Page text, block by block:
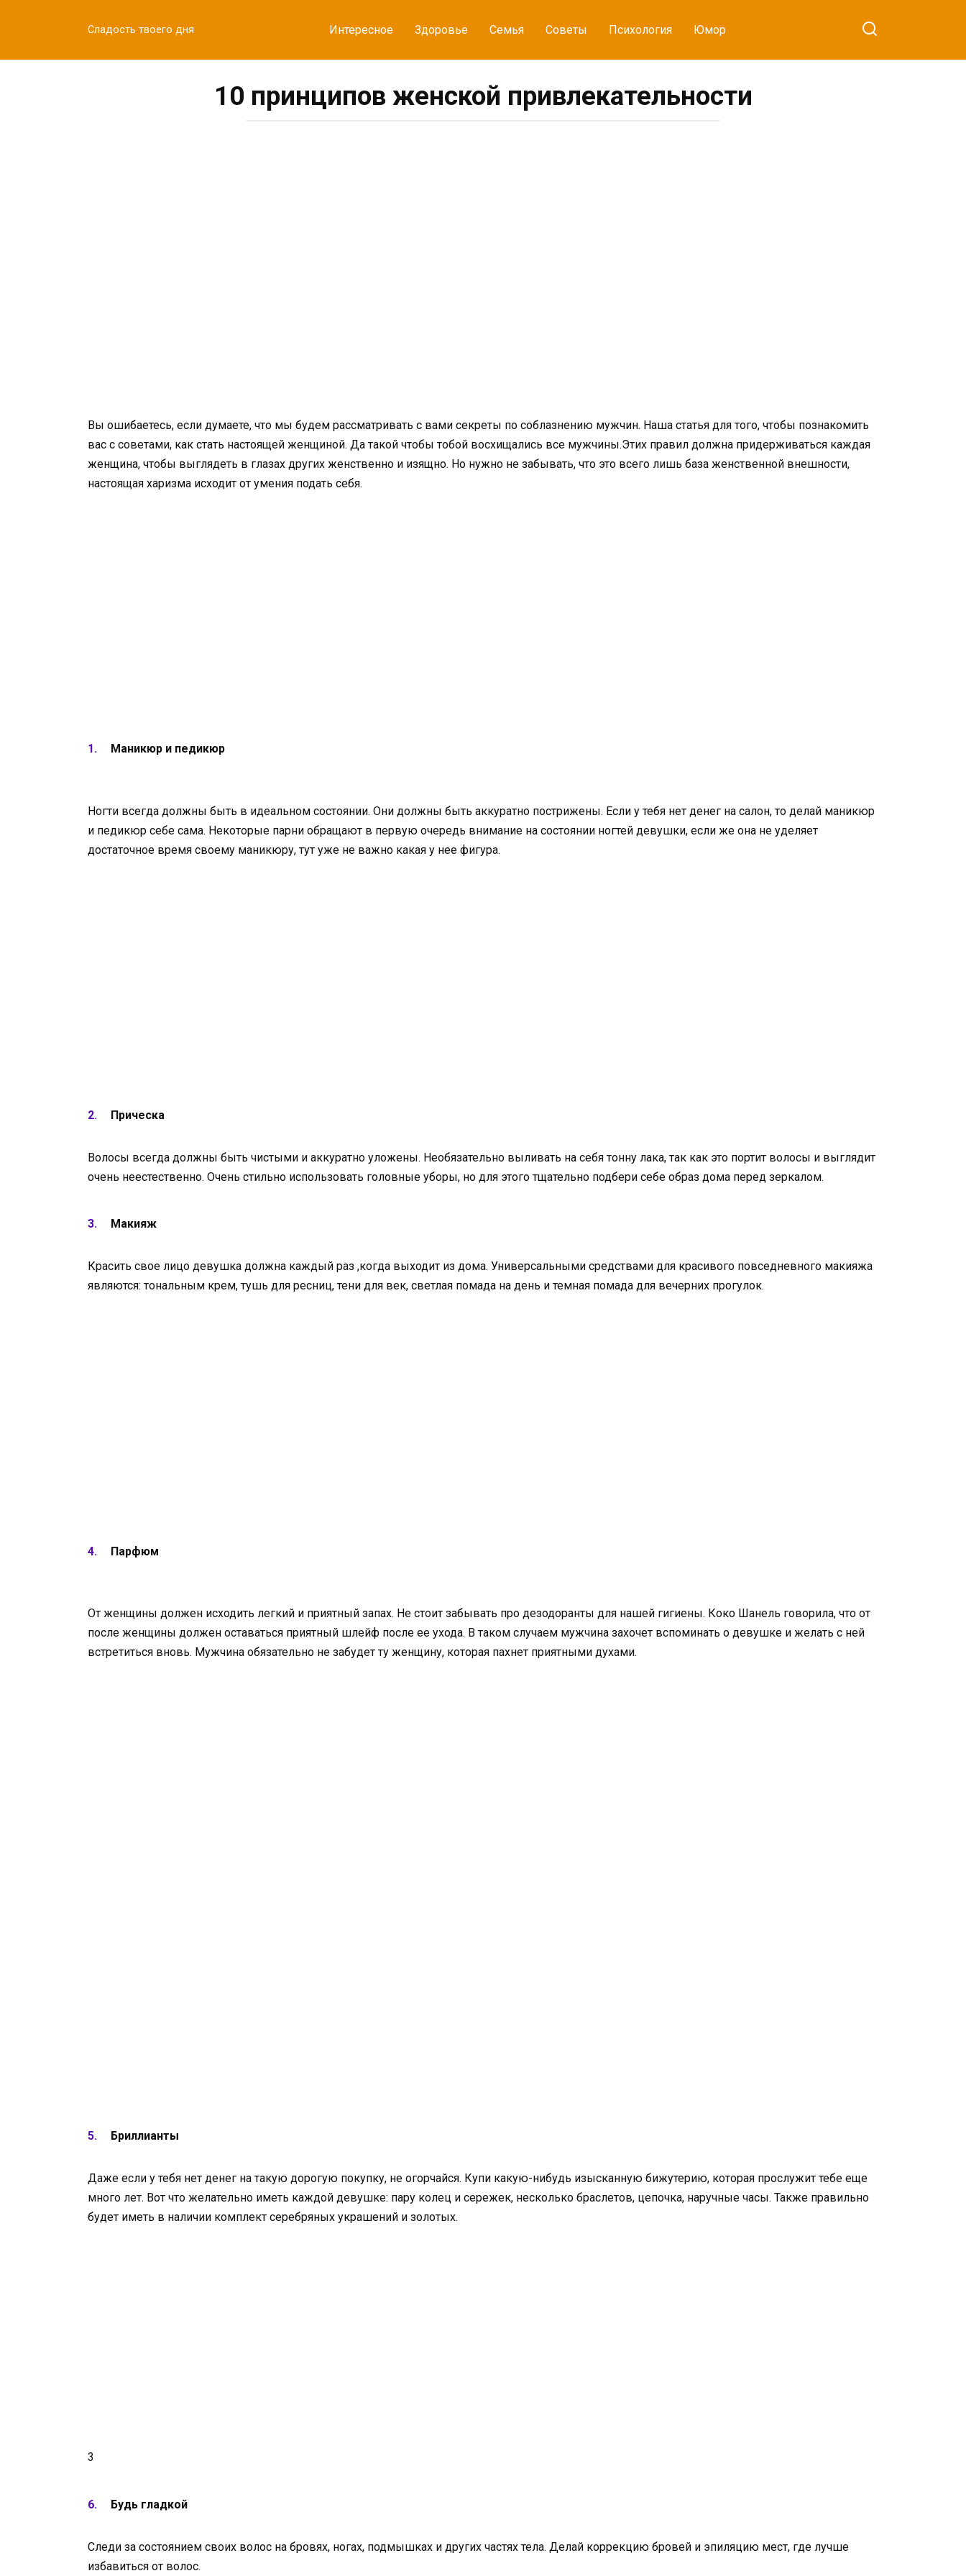
Сладость твоего дня Интересное Здоровье Семья Советы Психология Юмор
10 принципов женской привлекательности
Вы ошибаетесь, если думаете, что мы будем рассматривать с вами секреты по соблазнению мужчин. Наша статья для того, чтобы познакомить
вас с советами, как стать настоящей женщиной. Да такой чтобы тобой восхищались все мужчины.Этих правил должна придерживаться каждая
женщина, чтобы выглядеть в глазах других женственно и изящно. Но нужно не забывать, что это всего лишь база женственной внешности,
настоящая харизма исходит от умения подать себя.
Маникюр и педикюр
Ногти всегда должны быть в идеальном состоянии. Они должны быть аккуратно пострижены. Если у тебя нет денег на салон, то делай маникюр
и педикюр себе сама. Некоторые парни обращают в первую очередь внимание на состоянии ногтей девушки, если же она не уделяет
достаточное время своему маникюру, тут уже не важно какая у нее фигура.
Прическа
Волосы всегда должны быть чистыми и аккуратно уложены. Необязательно выливать на себя тонну лака, так как это портит волосы и выглядит
очень неестественно. Очень стильно использовать головные уборы, но для этого тщательно подбери себе образ дома перед зеркалом.
Макияж
Красить свое лицо девушка должна каждый раз ,когда выходит из дома. Универсальными средствами для красивого повседневного макияжа
являются: тональным крем, тушь для ресниц, тени для век, светлая помада на день и темная помада для вечерних прогулок.
Парфюм
От женщины должен исходить легкий и приятный запах. Не стоит забывать про дезодоранты для нашей гигиены. Коко Шанель говорила, что от
после женщины должен оставаться приятный шлейф после ее ухода. В таком случаем мужчина захочет вспоминать о девушке и желать с ней
встретиться вновь. Мужчина обязательно не забудет ту женщину, которая пахнет приятными духами.
Бриллианты
Даже если у тебя нет денег на такую дорогую покупку, не огорчайся. Купи какую-нибудь изысканную бижутерию, которая прослужит тебе еще
много лет. Вот что желательно иметь каждой девушке: пару колец и сережек, несколько браслетов, цепочка, наручные часы. Также правильно
будет иметь в наличии комплект серебряных украшений и золотых.
3
Будь гладкой
Следи за состоянием своих волос на бровях, ногах, подмышках и других частях тела. Делай коррекцию бровей и эпиляцию мест, где лучше
избавиться от волос.